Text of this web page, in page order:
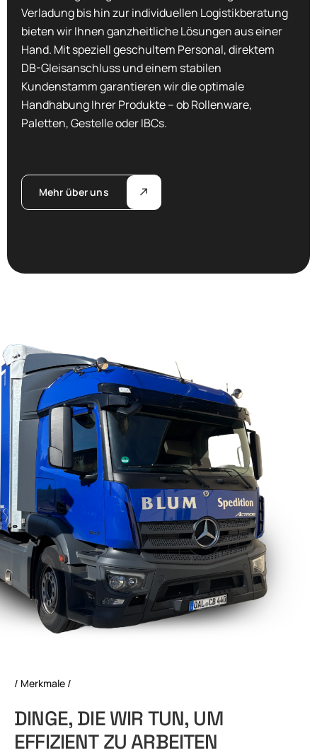
Verladung bis hin zur individuellen Logistikberatung
bieten wir Ihnen ganzheitliche Lösungen aus einer
Hand. Mit speziell geschultem Personal, direktem
DB-Gleisanschluss und einem stabilen
Kundenstamm garantieren wir die optimale
Handhabung Ihrer Produkte – ob Rollenware,
Paletten, Gestelle oder IBCs.
Mehr über uns
/ Merkmale /
DINGE, DIE WIRTUN, UM
EFFIZIENT ZU ARBEITEN